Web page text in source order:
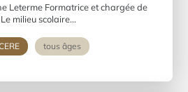
Leterme Formatrice et chargée de
milieu scolaire...
tous âges